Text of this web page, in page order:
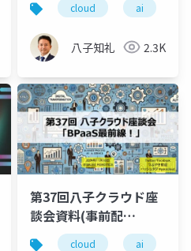
machine learning
cloud ai
八子知礼 2.3K
第37回八子クラウド座
談会資料(事前配
布)_20241116
cloud ai